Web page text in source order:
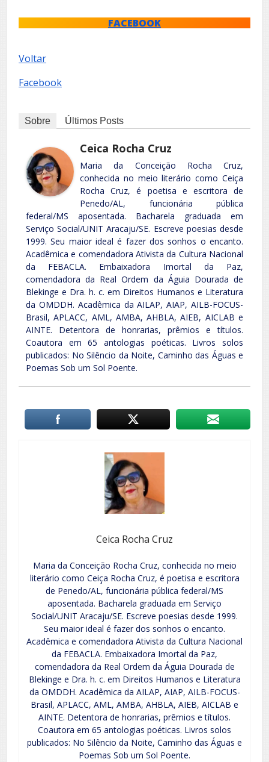
FACEBOOK
Voltar
Facebook
Sobre Últimos Posts
Ceica Rocha Cruz
Maria da Conceição Rocha Cruz,
conhecida no meio literário como Ceiça
Rocha Cruz, é poetisa e escritora de
Penedo/AL, funcionária pública
federal/MS aposentada. Bacharela graduada em
Serviço Social/UNIT Aracaju/SE. Escreve poesias desde
1999. Seu maior ideal é fazer dos sonhos o encanto.
Acadêmica e comendadora Ativista da Cultura Nacional
da FEBACLA. Embaixadora Imortal da Paz,
comendadora da Real Ordem da Águia Dourada de
Blekinge e Dra. h. c. em Direitos Humanos e Literatura
da OMDDH. Acadêmica da AILAP, AIAP, AILB-FOCUS-
Brasil, APLACC, AML, AMBA, AHBLA, AIEB, AICLAB e
AINTE. Detentora de honrarias, prêmios e títulos.
Coautora em 65 antologias poéticas. Livros solos
publicados: No Silêncio da Noite, Caminho das Águas e
Poemas Sob um Sol Poente.
Ceica Rocha Cruz
Maria da Conceição Rocha Cruz, conhecida no meio
literário como Ceiça Rocha Cruz, é poetisa e escritora
de Penedo/AL, funcionária pública federal/MS
aposentada. Bacharela graduada em Serviço
Social/UNIT Aracaju/SE. Escreve poesias desde 1999.
Seu maior ideal é fazer dos sonhos o encanto.
Acadêmica e comendadora Ativista da Cultura Nacional
da FEBACLA. Embaixadora Imortal da Paz,
comendadora da Real Ordem da Águia Dourada de
Blekinge e Dra. h. c. em Direitos Humanos e Literatura
da OMDDH. Acadêmica da AILAP, AIAP, AILB-FOCUS-
Brasil, APLACC, AML, AMBA, AHBLA, AIEB, AICLAB e
AINTE. Detentora de honrarias, prêmios e títulos.
Coautora em 65 antologias poéticas. Livros solos
publicados: No Silêncio da Noite, Caminho das Águas e
Poemas Sob um Sol Poente.